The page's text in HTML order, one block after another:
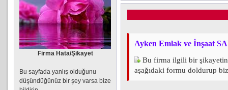
Firma Hata/Şikayet
Bu sayfada yanlış olduğunu
düşündüğünüz bir şey varsa bize
Ayken Emlak ve İnşaat
Bu firma ilgili bir
aşağıdaki formu doldurup